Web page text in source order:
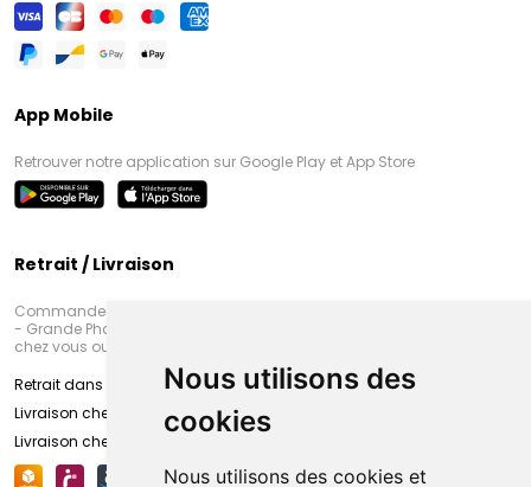
Nous utilisons des
cookies
Nous utilisons des cookies et
App Mobile
Retrouver notre application sur Google Play et App Store
Retrait / Livraison
Commandez en ligne et venez chercher votre commande à Amiens
- Grande Pharmacie d’Amiens (Fachon) ou recevez-là rapidement
chez vous ou en point retrait
Retrait dans la pharmacie d’Amiens
Livraison chez vous
Livraison chez votre commerçant